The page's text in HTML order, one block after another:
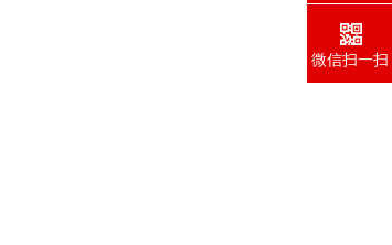
微信扫一扫